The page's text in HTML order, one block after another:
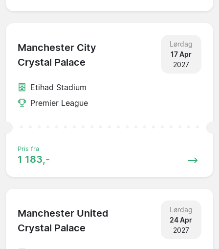
Manchester City
Crystal Palace
Lørdag
17 Apr
2027
Etihad Stadium
Premier League
Pris fra
1 183,-
Manchester United
Crystal Palace
Lørdag
24 Apr
2027